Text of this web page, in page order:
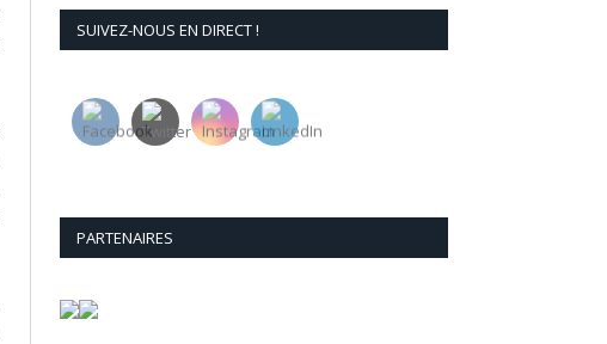
SUIVEZ-NOUS EN DIRECT !
PARTENAIRES